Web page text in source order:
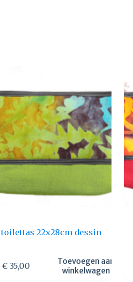
toilettas 22x28cm dessin
€35,00
Toevoegen aan
winkelwagen